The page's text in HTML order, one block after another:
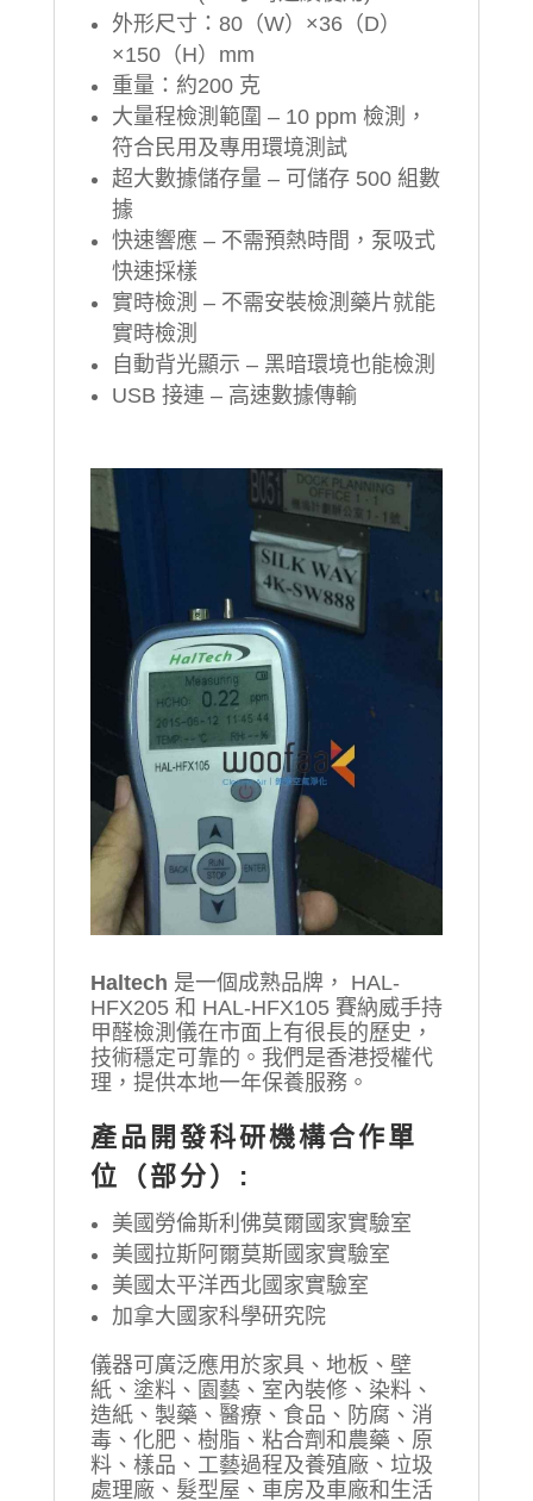
外形尺寸：80（W）×36（D）
×150（H）mm
重量：約200 克
大量程檢測範圍 – 10 ppm 檢測，
符合民用及專用環境測試
超大數據儲存量 – 可儲存 500 組數
據
快速響應 – 不需預熱時間，泵吸式
快速採樣
實時檢測 – 不需安裝檢測藥片就能
實時檢測
自動背光顯示 – 黑暗環境也能檢測
USB 接連 – 高速數據傳輸
Haltech 是一個成熟品牌， HAL-
HFX205 和 HAL-HFX105 賽納威手持
甲醛檢測儀在市面上有很長的歷史，
技術穩定可靠的。我們是香港授權代
理，提供本地一年保養服務。
產品開發科研機構合作單
位（部分）:
美國勞倫斯利佛莫爾國家實驗室
美國拉斯阿爾莫斯國家實驗室
美國太平洋西北國家實驗室
加拿大國家科學研究院
儀器可廣泛應用於家具、地板、壁
紙、塗料、園藝、室內裝修、染料、
造紙、製藥、醫療、食品、防腐、消
毒、化肥、樹脂、粘合劑和農藥、原
料、樣品、工藝過程及養殖廠、垃圾
處理廠、髮型屋、車房及車廠和生活